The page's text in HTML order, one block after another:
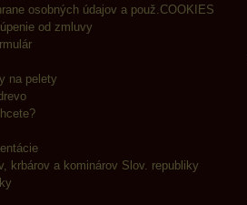
osobných údajov a použ.COOKIES
od zmluvy
na pelety
krbárov a kominárov Slov. republiky